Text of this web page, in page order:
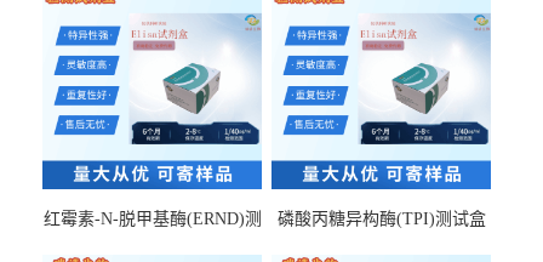
红霉素-N-脱甲基酶(ERND)测
磷酸丙糖异构酶(TPI)测试盒